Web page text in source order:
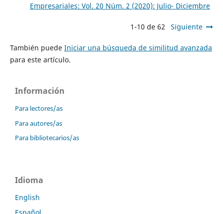
Empresariales: Vol. 20 Núm. 2 (2020): Julio- Diciembre
1-10 de 62 Siguiente
También puede Iniciar una búsqueda de similitud avanzada
para este artículo.
Información
Para lectores/as
Para autores/as
Para bibliotecarios/as
Idioma
English